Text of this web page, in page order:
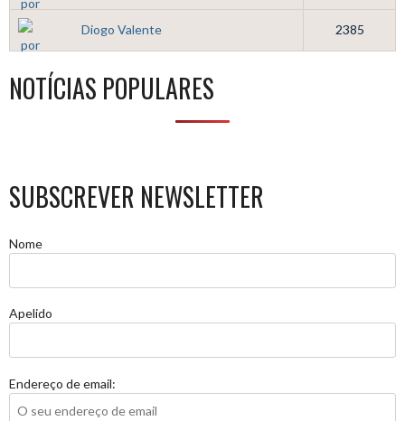
Diogo Valente 2385
NOTÍCIAS POPULARES
SUBSCREVER NEWSLETTER
Nome
Apelido
Endereço de email: